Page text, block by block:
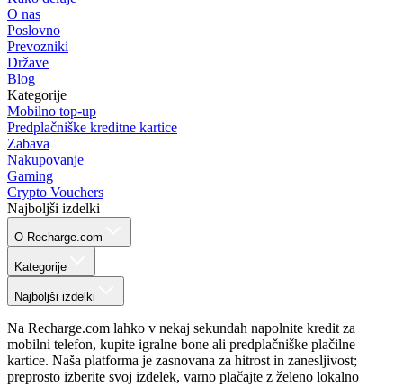
O nas
Poslovno
Prevozniki
Države
Blog
Kategorije
Mobilno top-up
Predplačniške kreditne kartice
Zabava
Nakupovanje
Gaming
Crypto Vouchers
Najboljši izdelki
O Recharge.com
Kategorije
Najboljši izdelki
Na Recharge.com lahko v nekaj sekundah napolnite kredit za
mobilni telefon, kupite igralne bone ali predplačniške plačilne
kartice. Naša platforma je zasnovana za hitrost in zanesljivost;
preprosto izberite svoj izdelek, varno plačajte z želeno lokalno